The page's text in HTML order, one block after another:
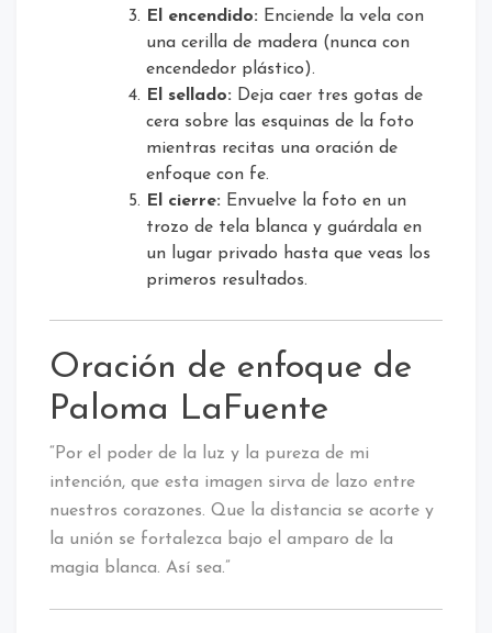
El encendido: Enciende la vela con
una cerilla de madera (nunca con
encendedor plástico).
El sellado: Deja caer tres gotas de
cera sobre las esquinas de la foto
mientras recitas una oración de
enfoque con fe.
El cierre: Envuelve la foto en un
trozo de tela blanca y guárdala en
un lugar privado hasta que veas los
primeros resultados.
Oración de enfoque de
Paloma LaFuente
“Por el poder de la luz y la pureza de mi
intención, que esta imagen sirva de lazo entre
nuestros corazones. Que la distancia se acorte y
la unión se fortalezca bajo el amparo de la
magia blanca. Así sea.”